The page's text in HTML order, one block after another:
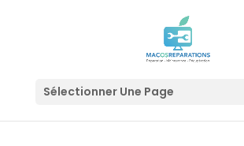
Sélectionner Une Page